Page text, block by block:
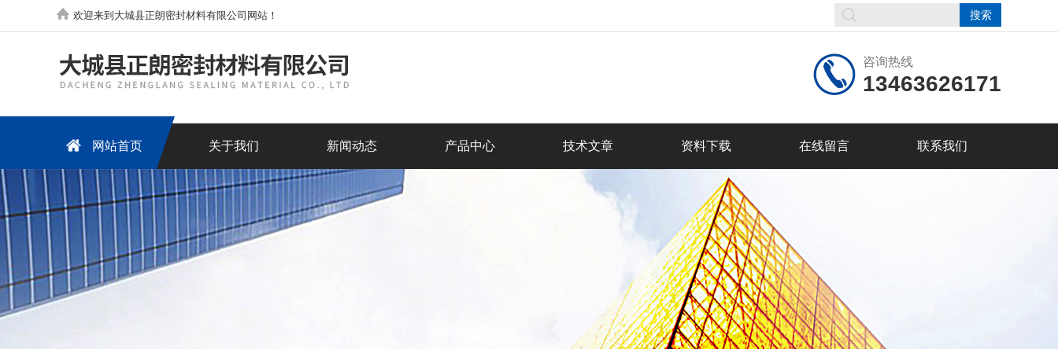
欢迎来到大城县正朗密封材料有限公司网站！
咨询热线
13463626171
网站首页 关于我们 新闻动态 产品中心 技术文章 资料下载 在线留言 联系我们